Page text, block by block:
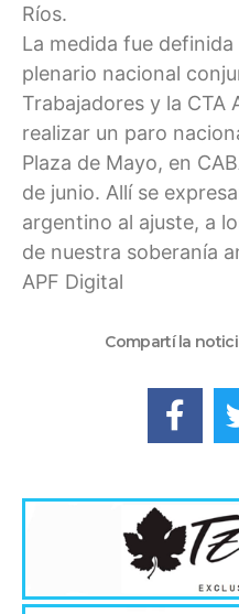
Ríos.
La medida fue definida
plenario nacional
Trabajadores y la CTA
realizar un paro
Plaza de Mayo, en
de junio. Allí se
argentino al ajuste, a
de nuestra soberanía
APF Digital
Compartí la